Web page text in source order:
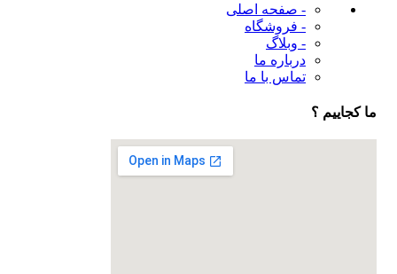
- صفحه اصلی
- فروشگاه
- وبلاگ
درباره ما
تماس با ما
ما کجاییم ؟